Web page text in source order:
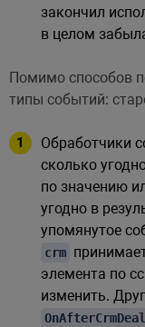
закончил
в целом
Помимо способов
типы событий:
Обработчики
сколько
по значению
угодно в
упомянутое
crm
элемента по
изменить.